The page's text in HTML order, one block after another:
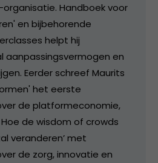
organisatie. Handboek voor
en bijbehorende
helpt hij
aanpassingsvermogen en
Eerder schreef Maurits
het eerste
de platformeconomie,
Hoe de wisdom of crowds
veranderen’ met
de zorg, innovatie en